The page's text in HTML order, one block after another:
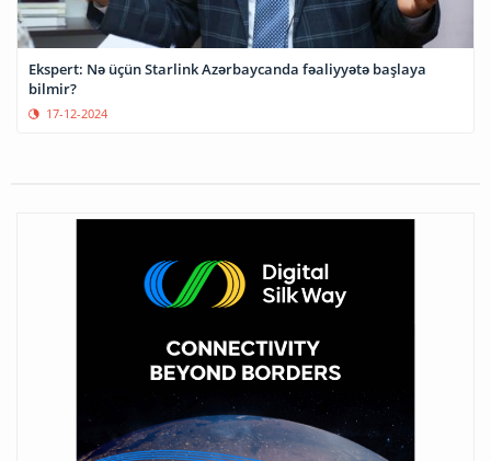
Ekspert: Nə üçün Starlink Azərbaycanda fəaliyyətə başlaya
bilmir?
17-12-2024